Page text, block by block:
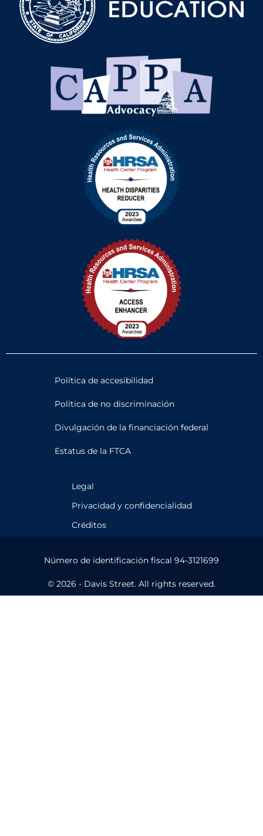
Política de accesibilidad
Política de no discriminación
Divulgación de la financiación federal
Estatus de la FTCA
Legal
Privacidad y confidencialidad
Créditos
Número de identificación fiscal 94-3121699
© 2026 - Davis Street. All rights reserved.